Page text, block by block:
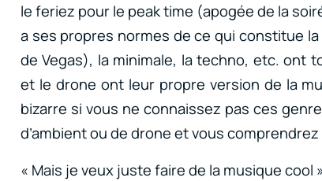
le feriez pour le peak time (apogée de la
a ses propres normes de ce qui constitue la
de Vegas), la minimale, la techno, etc. ont
et le drone ont leur propre version de la
bizarre si vous ne connaissez pas ces
d’ambient ou de drone et vous
« Mais je veux juste faire de la musique cool